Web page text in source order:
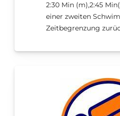
2:30 Min (m),2:45
einer zweiten
Zeitbegrenzung